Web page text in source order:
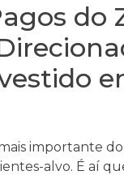
do
importante
alvo. É aí